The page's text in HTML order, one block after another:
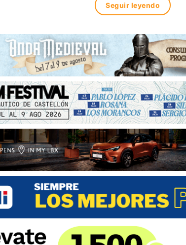
Seguir leyendo